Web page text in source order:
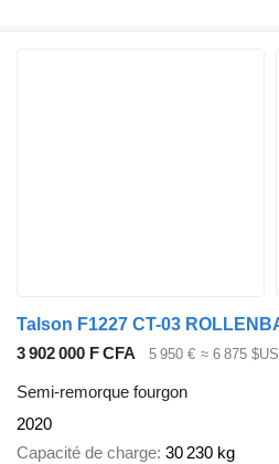
3 902 000 F CFA 5 950 € ≈ 6 875 $US
Semi-remorque fourgon
2020
Capacité de charge 30 230 kg